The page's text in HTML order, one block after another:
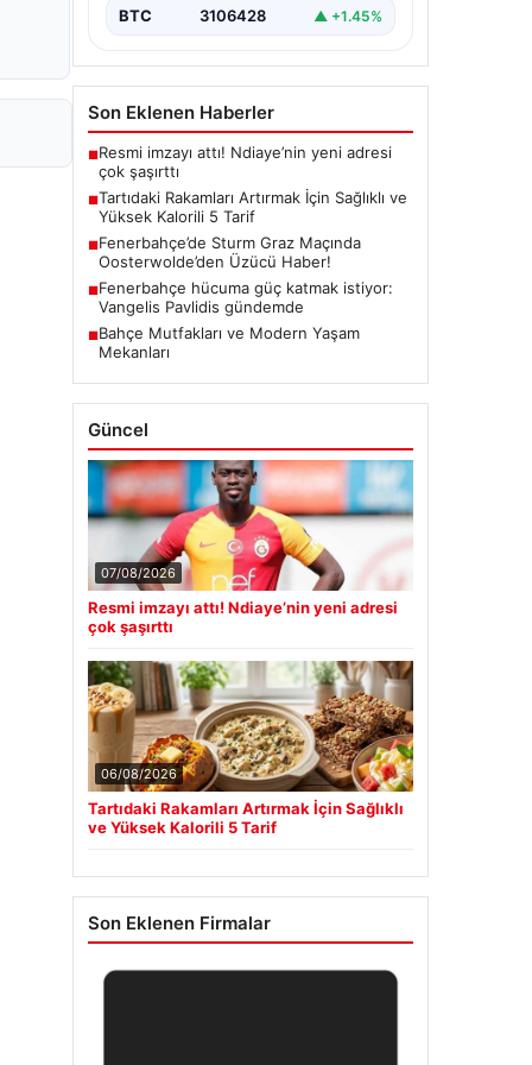
BTC 3106428 ▲ +1.45%
Son Eklenen Haberler
■Resmi imzayı attı! Ndiaye’nin yeni adresi
çok şaşırttı
■Tartıdaki Rakamları Artırmak İçin Sağlıklı ve
Yüksek Kalorili 5 Tarif
■Fenerbahçe’de Sturm Graz Maçında
Oosterwolde’den Üzücü Haber!
■Fenerbahçe hücuma güç katmak istiyor:
Vangelis Pavlidis gündemde
■Bahçe Mutfakları ve Modern Yaşam
Mekanları
Güncel
07/08/2026
Resmi imzayı attı! Ndiaye’nin yeni adresi
çok şaşırttı
06/08/2026
Tartıdaki Rakamları Artırmak İçin Sağlıklı
ve Yüksek Kalorili 5 Tarif
Son Eklenen Firmalar